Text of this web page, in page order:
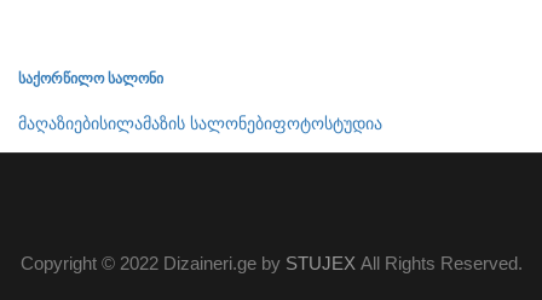
საქორწილო სალონი
მაღაზიებისილამაზის სალონებიფოტოსტუდია
Copyright © 2022 Dizaineri.ge by STUJEX All Rights Reserved.